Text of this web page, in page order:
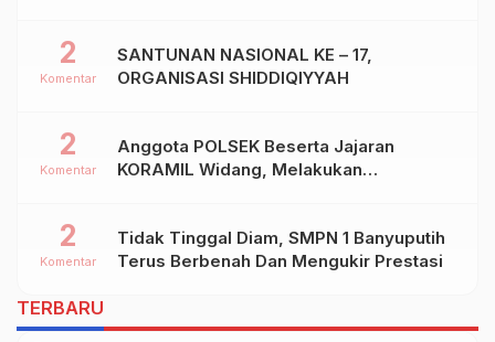
SANTUNAN NASIONAL KE – 17,
ORGANISASI SHIDDIQIYYAH
2
Komentar
Anggota POLSEK Beserta Jajaran
KORAMIL Widang, Melakukan
Kab.TUBAN
2
Komentar
Tidak Tinggal Diam, SMPN 1 Banyuputih
Terus Berbenah Dan Mengukir Prestasi
2
Komentar
TERBARU